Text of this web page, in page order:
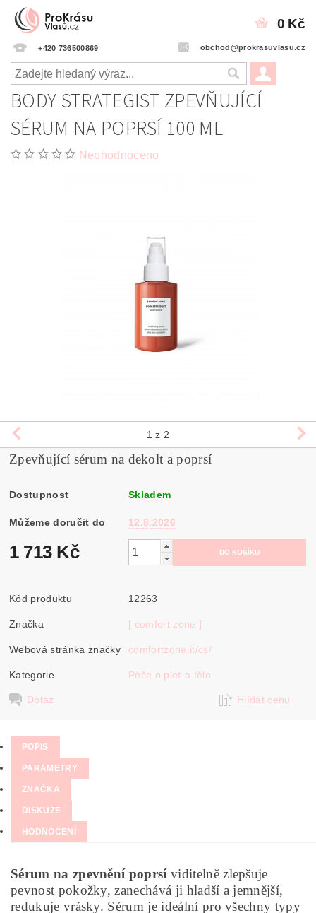
+420 736500869 obchod@prokrasuvlasu.cz
0 Kč
BODY STRATEGIST ZPEVŇUJÍCÍ
SÉRUM NA POPRSÍ 100 ML
Neohodnoceno
1 z 2
Zpevňující sérum na dekolt a poprsí
Dostupnost Skladem
Můžeme doručit do 12.8.2026
1 713 Kč
Kód produktu 12263
Značka [ comfort zone ]
Webová stránka značky comfortzone.it/cs/
Kategorie Péče o pleť a tělo
Dotaz Hlídat cenu
POPIS
PARAMETRY
ZNAČKA
DISKUZE
HODNOCENÍ
Sérum na zpevnění poprsíviditelně zlepšuje
pevnost pokožky, zanechává ji hladší a jemnější,
redukuje vrásky. Sérum je ideální pro všechny typy